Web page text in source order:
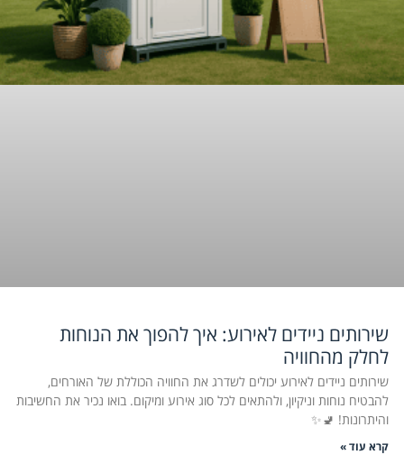
שירותים ניידים לאירוע: איך להפוך את הנוחות
לחלק מהחוויה
שירותים ניידים לאירוע יכולים לשדרג את החוויה הכוללת של האורחים,
להבטיח נוחות וניקיון, ולהתאים לכל סוג אירוע ומיקום. בואו נכיר את החשיבות
והיתרונות! 🚽✨
קרא עוד »